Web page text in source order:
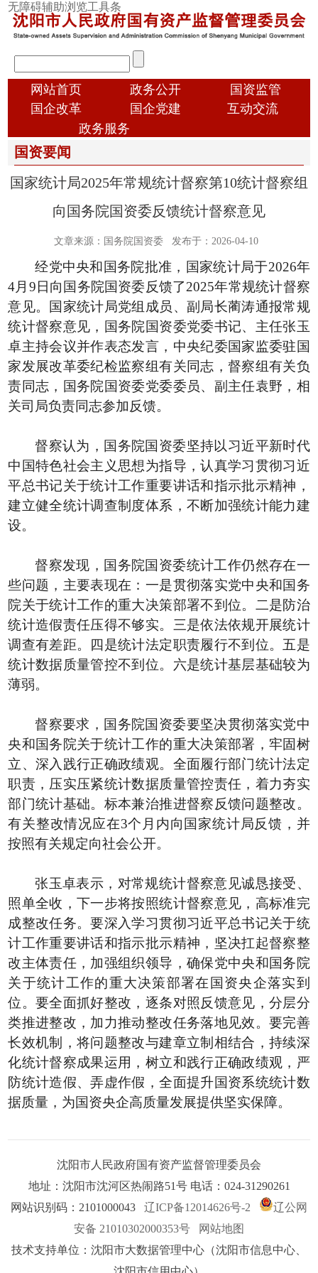
跳
转
到
内
无障碍辅助浏览工具条
输
入
网站首页 政务公开
国资监管
国企改革
国企党建
互动交流
政务服务
国资要闻
资
国家统计局2025年常规统计督察第10统计督察组
向国务院国资委反馈统计督察意见
文章来源：国务院国资委 发布于：2026-04-10
经党中央和国务院批准，国家统计局于2026年
4月9日向国务院国资委反馈了2025年常规统计督察
意见。国家统计局党组成员、副局长蔺涛通报常规
统计督察意见，国务院国资委党委书记、主任张玉
卓主持会议并作表态发言，中央纪委国家监委驻国
家发展改革委纪检监察组有关同志，督察组有关负
责同志，国务院国资委党委委员、副主任袁野，相
关司局负责同志参加反馈。
督察认为，国务院国资委坚持以习近平新时代
中国特色社会主义思想为指导，认真学习贯彻习近
平总书记关于统计工作重要讲话和指示批示精神，
建立健全统计调查制度体系，不断加强统计能力建
设。
督察发现，国务院国资委统计工作仍然存在一
些问题，主要表现在：一是贯彻落实党中央和国务
院关于统计工作的重大决策部署不到位。二是防治
统计造假责任压得不够实。三是依法依规开展统计
调查有差距。四是统计法定职责履行不到位。五是
统计数据质量管控不到位。六是统计基层基础较为
薄弱。
督察要求，国务院国资委要坚决贯彻落实党中
央和国务院关于统计工作的重大决策部署，牢固树
立、深入践行正确政绩观。全面履行部门统计法定
职责，压实压紧统计数据质量管控责任，着力夯实
部门统计基础。标本兼治推进督察反馈问题整改。
有关整改情况应在3个月内向国家统计局反馈，并
按照有关规定向社会公开。
张玉卓表示，对常规统计督察意见诚恳接受、
照单全收，下一步将按照统计督察意见，高标准完
成整改任务。要深入学习贯彻习近平总书记关于统
计工作重要讲话和指示批示精神，坚决扛起督察整
改主体责任，加强组织领导，确保党中央和国务院
关于统计工作的重大决策部署在国资央企落实到
位。要全面抓好整改，逐条对照反馈意见，分层分
类推进整改，加力推动整改任务落地见效。要完善
长效机制，将问题整改与建章立制相结合，持续深
化统计督察成果运用，树立和践行正确政绩观，严
防统计造假、弄虚作假，全面提升国资系统统计数
据质量，为国资央企高质量发展提供坚实保障。
沈阳市人民政府国有资产监督管理委员会
地址：沈阳市沈河区热闹路51号 电话：024-31290261
网站识别码：2101000043 辽ICP备12014626号-2
辽公网
安备 21010302000353号
网站地图
技术支持单位：沈阳市大数据管理中心（沈阳市信息中心、